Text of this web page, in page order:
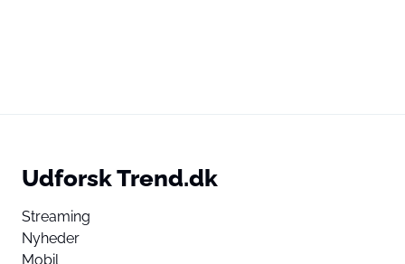
Udforsk Trend.dk
Streaming
Nyheder
Mobil